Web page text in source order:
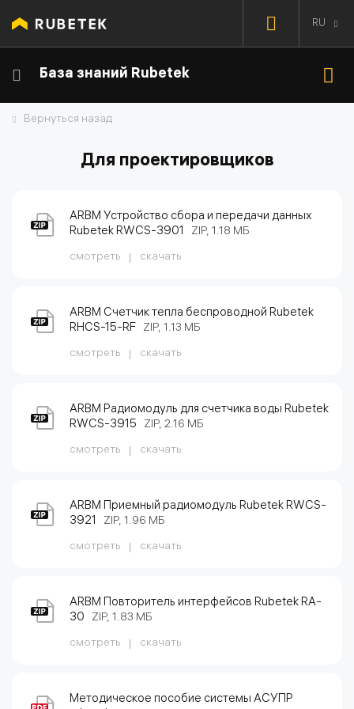
RU
База знаний Rubetek
Вернуться назад
Для проектировщиков
ARBM Устройство сбора и передачи данных
Rubetek RWCS-3901 ZIP, 1.18 МБ
смотреть скачать
ARBM Счетчик тепла беспроводной Rubetek
RHCS-15-RF ZIP, 1.13 МБ
смотреть скачать
ARBM Радиомодуль для счетчика воды Rubetek
RWCS-3915 ZIP, 2.16 МБ
смотреть скачать
ARBM Приемный радиомодуль Rubetek RWCS-
3921 ZIP, 1.96 МБ
смотреть скачать
ARBM Повторитель интерфейсов Rubetek RA-
30 ZIP, 1.83 МБ
смотреть скачать
Методическое пособие системы АСУПР